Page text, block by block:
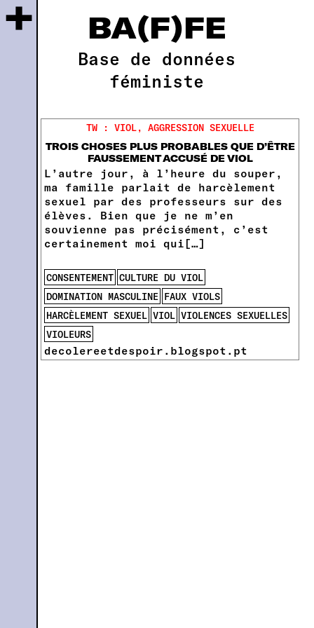
BA(F)FE
Base de données
féministe
+
TW : VIOL, AGGRESSION SEXUELLE
TROIS CHOSES PLUS PROBABLES QUE D’ÊTRE
FAUSSEMENT ACCUSÉ DE VIOL
L’autre jour, à l’heure du souper,
ma famille parlait de harcèlement
sexuel par des professeurs sur des
élèves. Bien que je ne m’en
souvienne pas précisément, c’est
certainement moi qui[…]
CONSENTEMENT CULTURE DU VIOL
DOMINATION MASCULINE FAUX VIOLS
HARCÈLEMENT SEXUEL VIOL VIOLENCES SEXUELLES
VIOLEURS
decolereetdespoir.blogspot.pt